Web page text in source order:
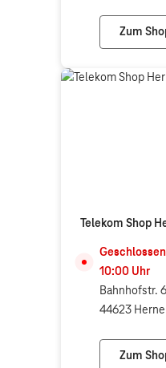
Zum
Telekom Shop
10:00 Uhr
Bahnhofstr.
44623 Herne
Zum